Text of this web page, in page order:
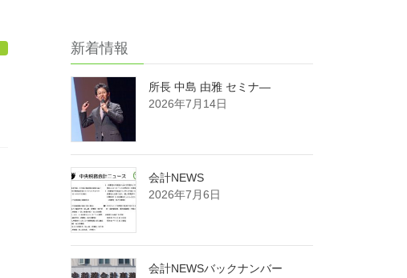
新着情報
所長 中島 由雅 セミナ―
2026年7月14日
会計NEWS
2026年7月6日
会計NEWSバックナンバー